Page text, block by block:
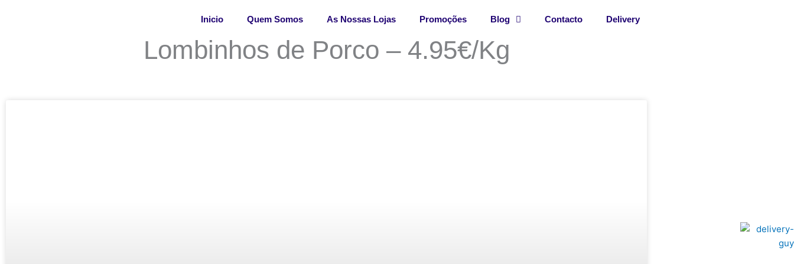
Inicio Quem Somos As Nossas Lojas Promoções Blog Contacto Delivery
Lombinhos de Porco – 4.95€/Kg